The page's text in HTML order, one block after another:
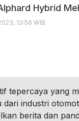
Hybrid
13:56 WIB
tepercaya yang
industri
berita dan